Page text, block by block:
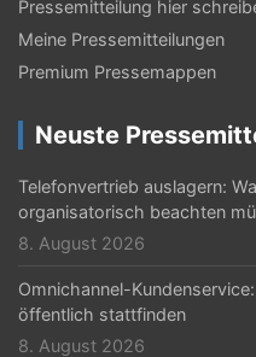
v
i
g
a
t
i
o
n
Pressemitteilung hier
Meine Pressemitteilungen
Premium Pressemappen
Neuste
Telefonvertrieb auslagern:
organisatorisch beachten
8. August 2026
Omnichannel-
öffentlich stattfinden
8. August 2026